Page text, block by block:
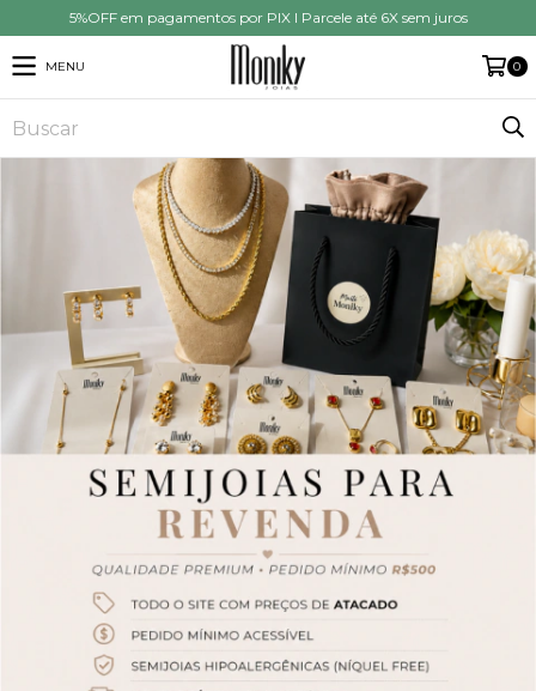
5%OFF em pagamentos por PIX I Parcele até 6X sem juros
MENU 0